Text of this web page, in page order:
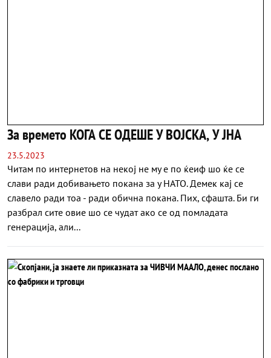
За времето КОГА СЕ ОДЕШЕ У ВОЈСКА, У ЈНА
23.5.2023
Читам по интернетов на некој не му е по ќеиф шо ќе се
слави ради добивањето покана за у НАТО. Демек кај се
славело ради тоа - ради обична покана. Пих, сфашта. Би ги
разбрал сите овие шо се чудат ако се од помладата
генерација, али...